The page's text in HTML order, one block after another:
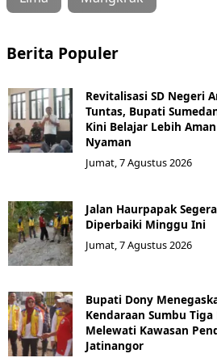
Berita Populer
Revitalisasi SD Negeri
Tuntas, Bupati
Kini Belajar Lebih
Nyaman
Jumat, 7 Agustus 2026
Jalan Haurpapak Segera
Diperbaiki Minggu Ini
Jumat, 7 Agustus 2026
Bupati Dony
Kendaraan Sumbu
Melewati Kawasan
Jatinangor